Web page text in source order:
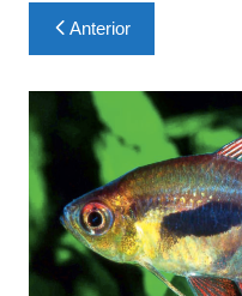
Navegação
de
Post
Anterior